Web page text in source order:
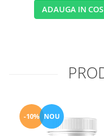
ADAUGA IN COS
-10% NOU